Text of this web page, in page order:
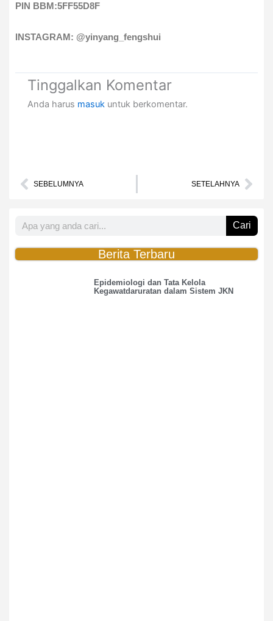
PIN BBM:5FF55D8F
INSTAGRAM: @yinyang_fengshui
Tinggalkan Komentar
Anda harus masuk untuk berkomentar.
Prev
SEBELUMNYA SETELAHNYA
Search Cari
Berita Terbaru
Epidemiologi dan Tata Kelola
Kegawatdaruratan dalam Sistem JKN